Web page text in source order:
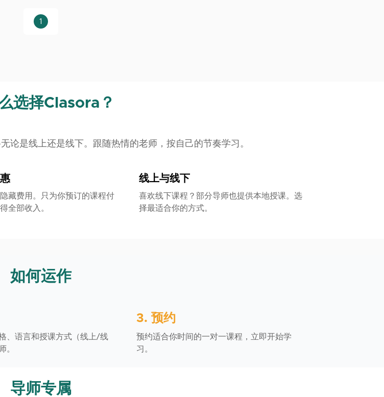
1
选择Clasora？
是线上还是线下。跟随热情的老师，按自己的节奏学习。
藏费用。只为你预订的课程付
全部收入。
线上与线下
喜欢线下课程？部分导师也提供本地授课。选
择最适合你的方式。
如何运作
、语言和授课方式（线上/线
。
3. 预约
预约适合你时间的一对一课程，立即开始学
习。
导师专属